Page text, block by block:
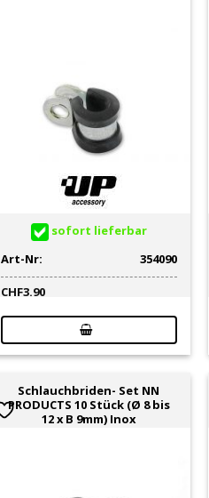
sofort lieferbar
Art-Nr:
354090
CHF3.90
Schlauchbriden- Set NN
PRODUCTS 10 Stück (Ø 8 bis
12 x B 9mm) Inox